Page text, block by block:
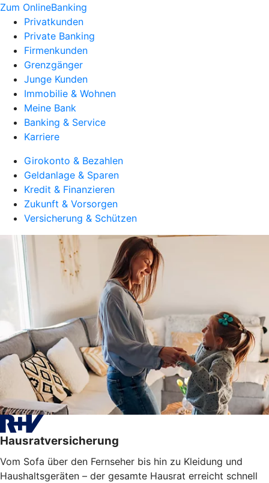
Zum OnlineBanking
Privatkunden
Private Banking
Firmenkunden
Grenzgänger
Junge Kunden
Immobilie & Wohnen
Meine Bank
Banking & Service
Karriere
Girokonto & Bezahlen
Geldanlage & Sparen
Kredit & Finanzieren
Zukunft & Vorsorgen
Versicherung & Schützen
Hausratversicherung
Vom Sofa über den Fernseher bis hin zu Kleidung und
Haushaltsgeräten – der gesamte Hausrat erreicht schnell